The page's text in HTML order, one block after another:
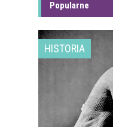
Popularne
HISTORIA